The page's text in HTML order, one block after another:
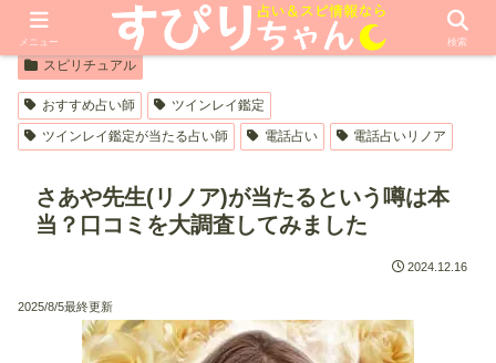
【PR】本ページはプロモーションが含まれています
スピリチュアル
おすすめ占い師
ツインレイ鑑定
ツインレイ鑑定が当たる占い師
電話占い 電話占いリノア
さあや先生(リノア)が当たるという噂は本
当？口コミを大調査してみました
2024.12.16
2025/8/5最終更新
メニュー 検索